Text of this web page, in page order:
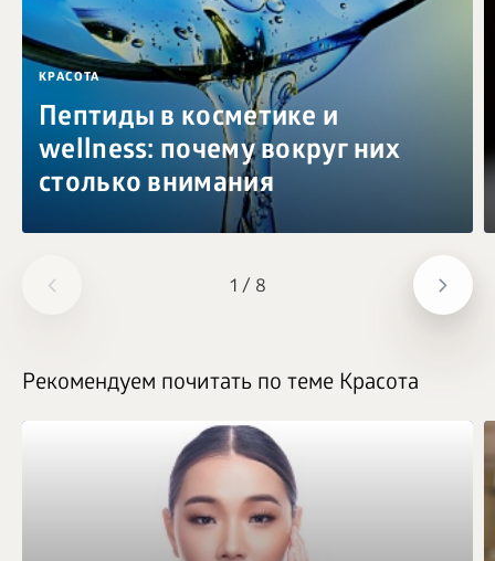
1 / 8
КРАСОТА
Пептиды в косметике и
wellness: почему вокруг них
столько внимания
Рекомендуем почитать по теме Красота